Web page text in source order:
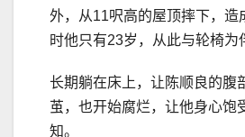
外，从11呎高的屋顶摔下，造
时他只有23岁，从此与轮椅为
长期躺在床上，让陈顺良的腹
茧，也开始腐烂，让他身心饱
知。